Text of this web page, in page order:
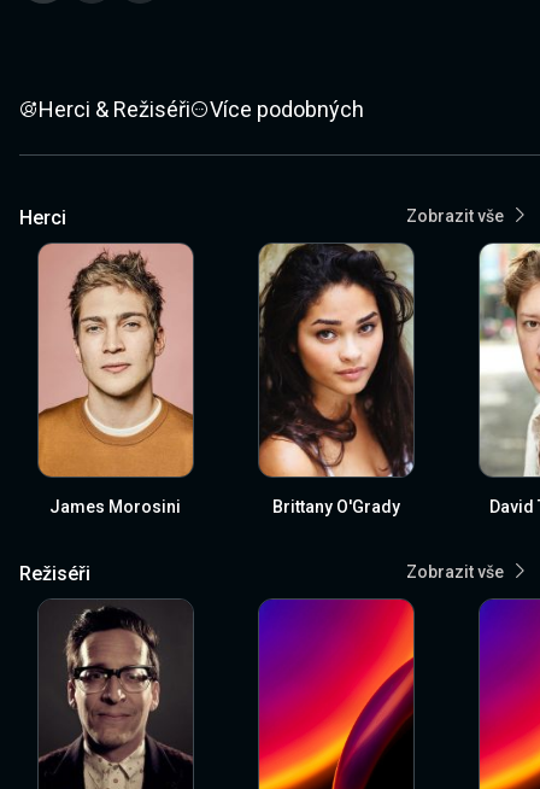
Herci & Režiséři Více podobných
Herci Zobrazit vše
James Morosini Brittany O'Grady David
Režiséři Zobrazit vše